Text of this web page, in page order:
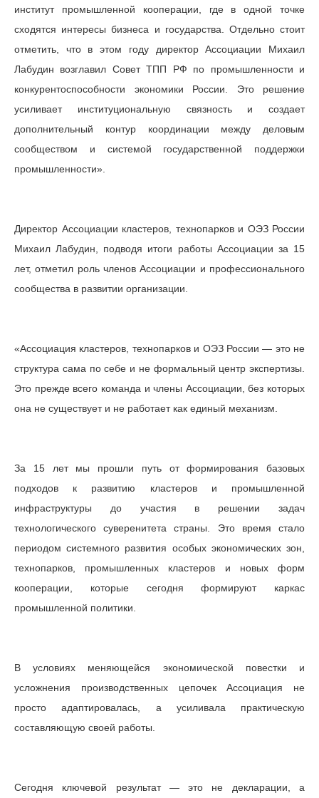
институт промышленной кооперации, где в одной точке
сходятся интересы бизнеса и государства. Отдельно стоит
отметить, что в этом году директор Ассоциации Михаил
Лабудин возглавил Совет ТПП РФ по промышленности и
конкурентоспособности экономики России. Это решение
усиливает институциональную связность и создает
дополнительный контур координации между деловым
сообществом и системой государственной поддержки
промышленности».
Директор Ассоциации кластеров, технопарков и ОЭЗ России
Михаил Лабудин, подводя итоги работы Ассоциации за 15
лет, отметил роль членов Ассоциации и профессионального
сообщества в развитии организации.
«Ассоциация кластеров, технопарков и ОЭЗ России — это не
структура сама по себе и не формальный центр экспертизы.
Это прежде всего команда и члены Ассоциации, без которых
она не существует и не работает как единый механизм.
За 15 лет мы прошли путь от формирования базовых
подходов к развитию кластеров и промышленной
инфраструктуры до участия в решении задач
технологического суверенитета страны. Это время стало
периодом системного развития особых экономических зон,
технопарков, промышленных кластеров и новых форм
кооперации, которые сегодня формируют каркас
промышленной политики.
В условиях меняющейся экономической повестки и
усложнения производственных цепочек Ассоциация не
просто адаптировалась, а усиливала практическую
составляющую своей работы.
Сегодня ключевой результат — это не декларации, а